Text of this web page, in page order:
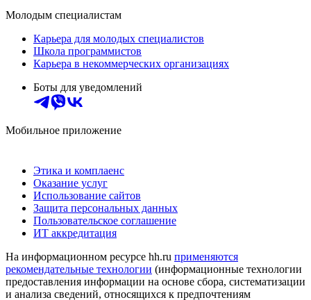
Молодым специалистам
Карьера для молодых специалистов
Школа программистов
Карьера в некоммерческих организациях
Боты для уведомлений
Мобильное приложение
Этика и комплаенс
Оказание услуг
Использование сайтов
Защита персональных данных
Пользовательское соглашение
ИТ аккредитация
На информационном ресурсе hh.ru применяются
рекомендательные технологии (информационные технологии
предоставления информации на основе сбора, систематизации
и анализа сведений, относящихся к предпочтениям